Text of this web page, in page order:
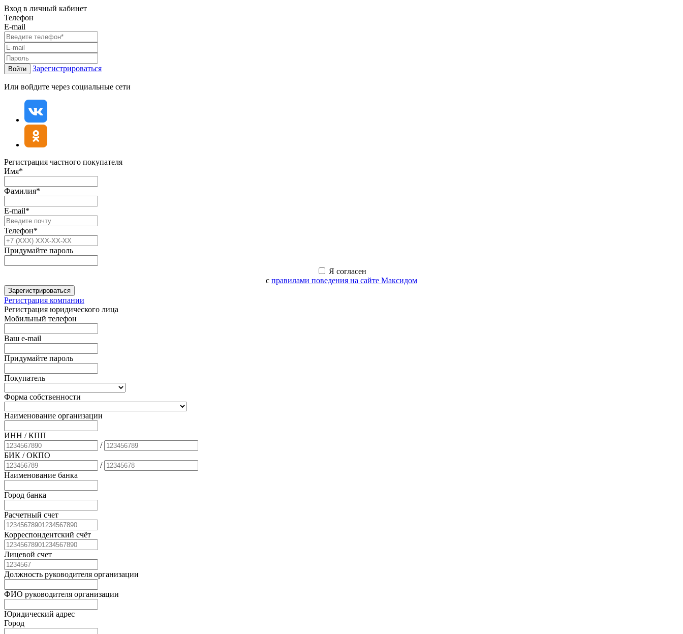
Вход в личный кабинет
Телефон
E-mail
Войти Зарегистрироваться
Или войдите через социальные сети
Регистрация частного покупателя
Имя*
Фамилия*
E-mail*
Телефон*
Придумайте пароль
Я согласен
с правилами поведения на сайте Максидом
Зарегистрироваться
Регистрация компании
Регистрация юридического лица
Мобильный телефон
Ваш e-mail
Придумайте пароль
Покупатель
Форма собственности
Наименование организации
ИНН / КПП
/
БИК / ОКПО
/
Наименование банка
Город банка
Расчетный счет
Корреспондентский счёт
Лицевой счет
Должность руководителя организации
ФИО руководителя организации
Юридический адрес
Город